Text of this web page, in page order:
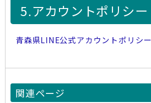
5.アカウントポリシー
青森県LINE公式アカウントポリシー
関連ページ